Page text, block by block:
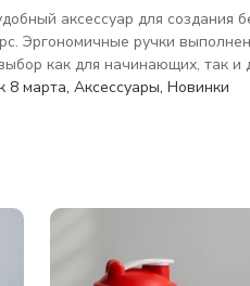
аксессуар для создания
Эргономичные ручки
как для начинающих, так
8 марта, Аксессуары, Новинки